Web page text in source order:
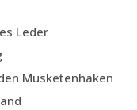
Leder
Musketenhaken